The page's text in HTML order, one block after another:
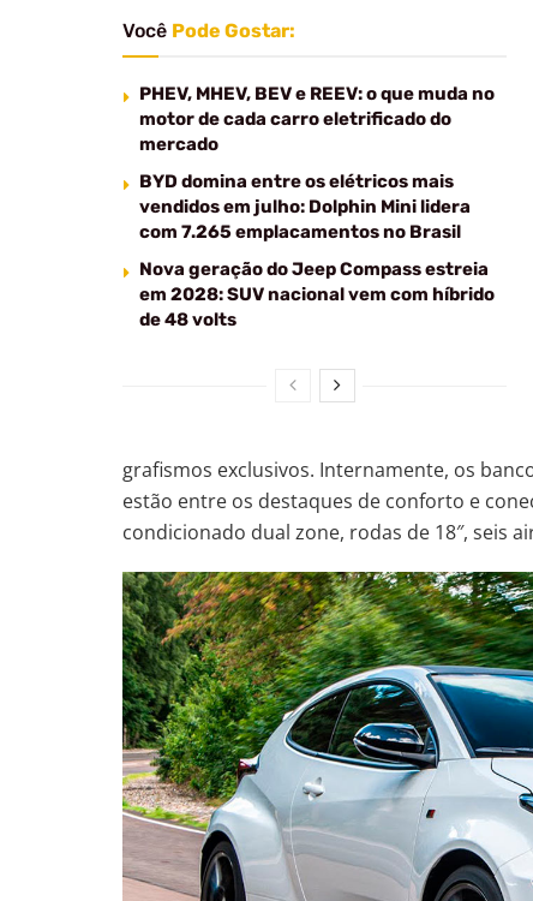
Você Pode Gostar:
PHEV, MHEV, BEV e REEV: o que muda no
motor de cada carro eletrificado do
mercado
BYD domina entre os elétricos mais
vendidos em julho: Dolphin Mini lidera
com 7.265 emplacamentos no Brasil
Nova geração do Jeep Compass estreia
em 2028: SUV nacional vem com híbrido
de 48 volts
grafismos exclusivos. Internamente, os
estão entre os destaques de conforto e
condicionado dual zone, rodas de 18″, seis